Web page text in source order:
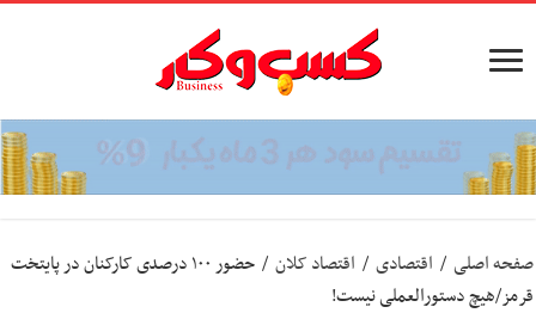
صفحه اصلی / اقتصادی / اقتصاد کلان /
حضور ۱۰۰ درصدی کارکنان در پایتخت
قرمز/هیچ دستورالعملی نیست!